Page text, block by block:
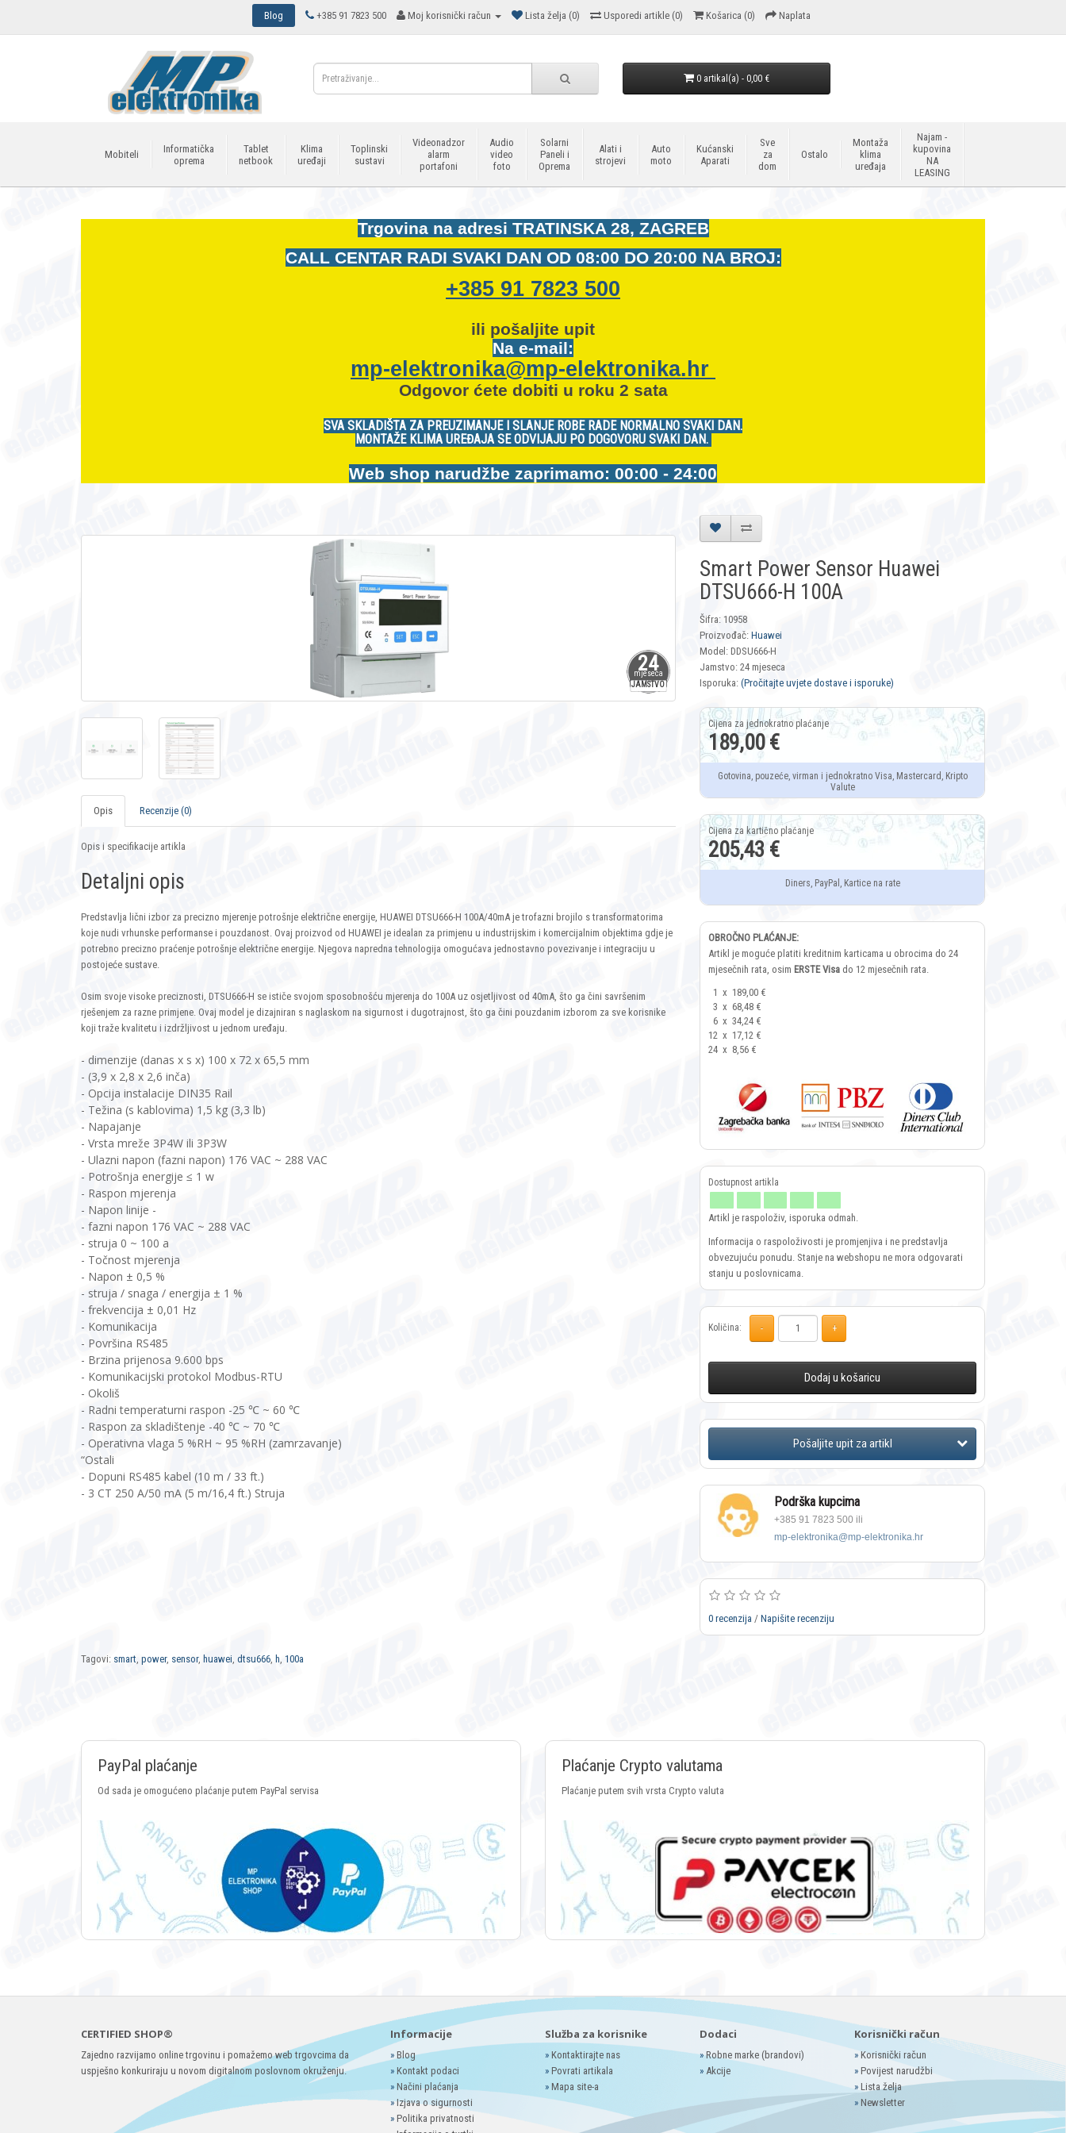
Blog +385 91 7823 500 Moj korisnički račun Lista želja (0) Usporedi artikle (0) Košarica (0) Naplata
0 artikal(a) - 0,00 €
Mobiteli
Informatička
oprema
Tablet
netbook
Klima
uređaji
Toplinski
sustavi
Videonadzor
alarm
portafoni
Audio
video
foto
Solarni
Paneli i
Oprema
Alati i
strojevi
Auto
moto
Kućanski
Aparati
Sve
za
dom
Ostalo
Montaža
klima
uređaja
Najam -
kupovina
NA
LEASING
Trgovina na adresi TRATINSKA 28, ZAGREB
CALL CENTAR RADI SVAKI DAN OD 08:00 DO 20:00 NA BROJ:
+385 91 7823 500
ili pošaljite upit
Na e-mail:
mp-elektronika@mp-elektronika.hr
Odgovor ćete dobiti u roku 2 sata
SVA SKLADIŠTA ZA PREUZIMANJE I SLANJE ROBE RADE NORMALNO SVAKI DAN.
MONTAŽE KLIMA UREĐAJA SE ODVIJAJU PO DOGOVORU SVAKI DAN.
Web shop narudžbe zaprimamo: 00:00 - 24:00
24
mjeseca
JAMSTVO
Opis Recenzije (0)
Opis i specifikacije artikla
Detaljni opis
Predstavlja lični izbor za precizno mjerenje potrošnje električne energije, HUAWEI DTSU666-H 100A/40mA je trofazni brojilo s transformatorima
koje nudi vrhunske performanse i pouzdanost. Ovaj proizvod od HUAWEI je idealan za primjenu u industrijskim i komercijalnim objektima gdje je
potrebno precizno praćenje potrošnje električne energije. Njegova napredna tehnologija omogućava jednostavno povezivanje i integraciju u
postojeće sustave.
Osim svoje visoke preciznosti, DTSU666-H se ističe svojom sposobnošću mjerenja do 100A uz osjetljivost od 40mA, što ga čini savršenim
rješenjem za razne primjene. Ovaj model je dizajniran s naglaskom na sigurnost i dugotrajnost, što ga čini pouzdanim izborom za sve korisnike
koji traže kvalitetu i izdržljivost u jednom uređaju.
- dimenzije (danas x s x) 100 x 72 x 65,5 mm
- (3,9 x 2,8 x 2,6 inča)
- Opcija instalacije DIN35 Rail
- Težina (s kablovima) 1,5 kg (3,3 lb)
- Napajanje
- Vrsta mreže 3P4W ili 3P3W
- Ulazni napon (fazni napon) 176 VAC ~ 288 VAC
- Potrošnja energije ≤ 1 w
- Raspon mjerenja
- Napon linije -
- fazni napon 176 VAC ~ 288 VAC
- struja 0 ~ 100 a
- Točnost mjerenja
- Napon ± 0,5 %
- struja / snaga / energija ± 1 %
- frekvencija ± 0,01 Hz
- Komunikacija
- Površina RS485
- Brzina prijenosa 9.600 bps
- Komunikacijski protokol Modbus-RTU
- Okoliš
- Radni temperaturni raspon -25 ℃ ~ 60 ℃
- Raspon za skladištenje -40 ℃ ~ 70 ℃
- Operativna vlaga 5 %RH ~ 95 %RH (zamrzavanje)
“Ostali
- Dopuni RS485 kabel (10 m / 33 ft.)
- 3 CT 250 A/50 mA (5 m/16,4 ft.) Struja
Smart Power Sensor Huawei
DTSU666-H 100A
Šifra: 10958
Proizvođač: Huawei
Model: DDSU666-H
Jamstvo: 24 mjeseca
Isporuka: (Pročitajte uvjete dostave i isporuke)
189,00 €
Gotovina, pouzeće, virman i jednokratno Visa, Mastercard, Kripto
Valute
205,43 €
Diners, PayPal, Kartice na rate
OBROČNO PLAĆANJE:
Artikl je moguće platiti kreditnim karticama u obrocima do 24
mjesečnih rata, osim ERSTE Visa do 12 mjesečnih rata.
1 x 189,00 €
3 x 68,48 €
6 x 34,24 €
12 x 17,12 €
24 x 8,56 €
Artikl je raspoloživ, isporuka odmah.
Informacija o raspoloživosti je promjenjiva i ne predstavlja
obvezujuću ponudu. Stanje na webshopu ne mora odgovarati
stanju u poslovnicama.
Količina:
Dodaj u košaricu
Podrška kupcima
+385 91 7823 500 ili
mp-elektronika@mp-elektronika.hr
0 recenzija / Napišite recenziju
Tagovi: smart, power, sensor, huawei, dtsu666, h, 100a
PayPal plaćanje
Od sada je omogućeno plaćanje putem PayPal servisa
Plaćanje Crypto valutama
Plaćanje putem svih vrsta Crypto valuta
CERTIFIED SHOP®
Zajedno razvijamo online trgovinu i pomažemo web trgovcima da
uspješno konkuriraju u novom digitalnom poslovnom okruženju.
Informacije
» Blog
» Kontakt podaci
» Načini plaćanja
»Izjava o sigurnosti
» Politika privatnosti
Služba za korisnike
» Kontaktirajte nas
» Povrati artikala
» Mapa site-a
Dodaci
»Robne marke (brandovi)
» Akcije
Korisnički račun
» Korisnički račun
» Povijest narudžbi
» Lista želja
» Newsletter